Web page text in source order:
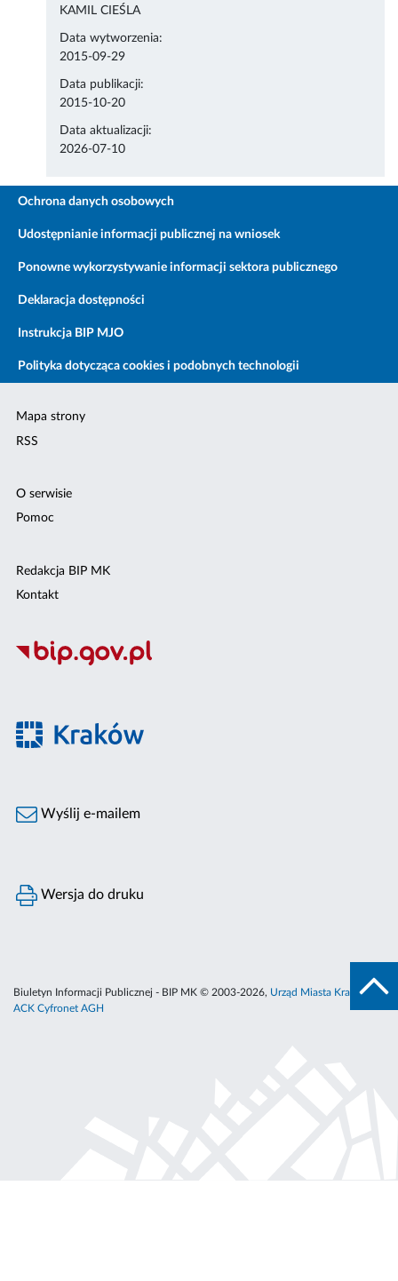
KAMIL CIEŚLA
Data wytworzenia:
2015-09-29
Data publikacji:
2015-10-20
Data aktualizacji:
2026-07-10
Ochrona danych osobowych
Udostępnianie informacji publicznej na wniosek
Ponowne wykorzystywanie informacji sektora publicznego
Deklaracja dostępności
Instrukcja BIP MJO
Polityka dotycząca cookies i podobnych technologii
Mapa strony
RSS
O serwisie
Pomoc
Redakcja BIP MK
Kontakt
Wyślij e-mailem
Wersja do druku
Biuletyn Informacji Publicznej - BIP MK © 2003-2026, Urząd Miasta Krakowa
ACK Cyfronet AGH